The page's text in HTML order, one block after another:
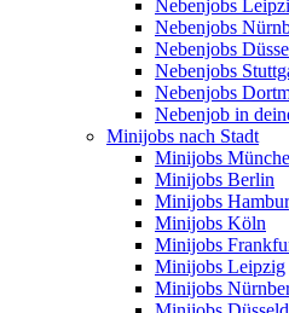
Nebenjobs
Nebenjobs
Nebenjobs
Nebenjobs
Nebenjobs
Nebenjob in
Minijobs nach Stadt
Minijobs
Minijobs Berlin
Minijobs
Minijobs Köln
Minijobs
Minijobs Leipzig
Minijobs